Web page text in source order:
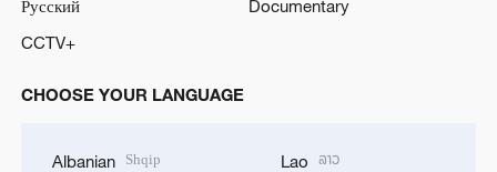
Русский
Documentary
CCTV+
CHOOSE YOUR LANGUAGE
Albanian Shqip Lao ລາວ